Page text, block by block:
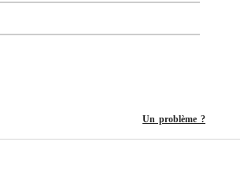
Un problème ?